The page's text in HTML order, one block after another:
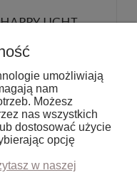
LIGHT
)
umożliwiają
nam
Możesz
nas wszystkich
dostosować użycie
opcję
w naszej